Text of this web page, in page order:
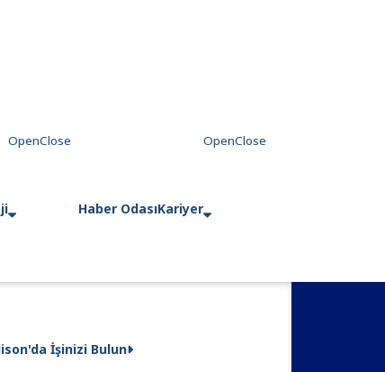
Haber OdasıKariyer
İşinizi Bulun